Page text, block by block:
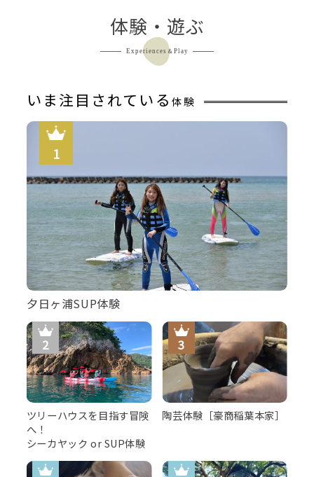
丹後・但馬産天然地魚だけで羽衣荘らしい、素材をいかし
たシンプルな調理法で召し上がって頂きます。
どんな丹後・但馬産の天然地魚に出会えるかは来てからの
お楽しみ
体験・遊ぶ
Experiences＆Play
いま注目されている 体験
夕日ヶ浦SUP体験
ツリーハウスを目指す冒険
へ！
シーカヤック or SUP体験
陶芸体験［豪商稲葉本家］